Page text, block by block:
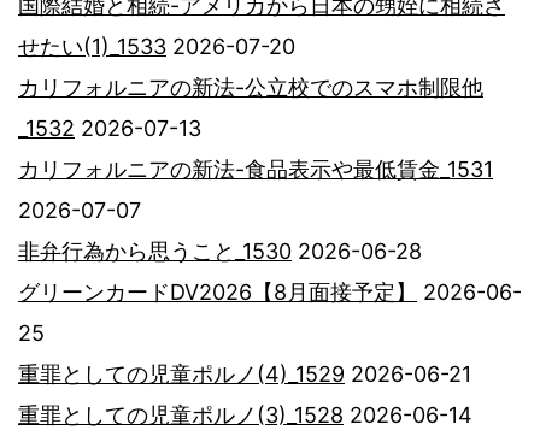
国際結婚と相続-アメリカから日本の甥姪に相続さ
せたい(1)_1533 2026-07-20
カリフォルニアの新法-公立校でのスマホ制限他
_1532 2026-07-13
カリフォルニアの新法-食品表示や最低賃金_1531
2026-07-07
非弁行為から思うこと_1530 2026-06-28
グリーンカードDV2026【8月面接予定】
2026-06-
25
重罪としての児童ポルノ(4)_1529 2026-06-21
重罪としての児童ポルノ(3)_1528 2026-06-14